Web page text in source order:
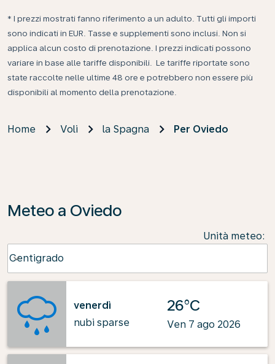
* I prezzi mostrati fanno riferimento a un adulto. Tutti gli importi
sono indicati in EUR. Tasse e supplementi sono inclusi. Non si
applica alcun costo di prenotazione. I prezzi indicati possono
variare in base alle tariffe disponibili. Le tariffe riportate sono
state raccolte nelle ultime 48 ore e potrebbero non essere più
disponibili al momento della prenotazione.
Home Voli la Spagna Per Oviedo
Meteo a Oviedo
Unità meteo:
Centigrado
keyboard_arrow_down
venerdì
nubi sparse
26°C
Ven 7 ago 2026